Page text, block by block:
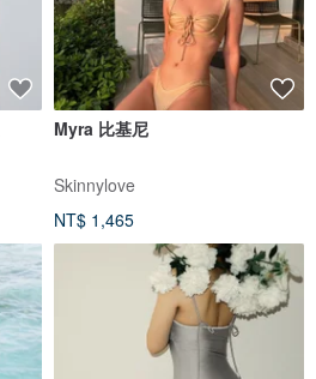
Myra 比基尼
Skinnylove
NT$ 1,465